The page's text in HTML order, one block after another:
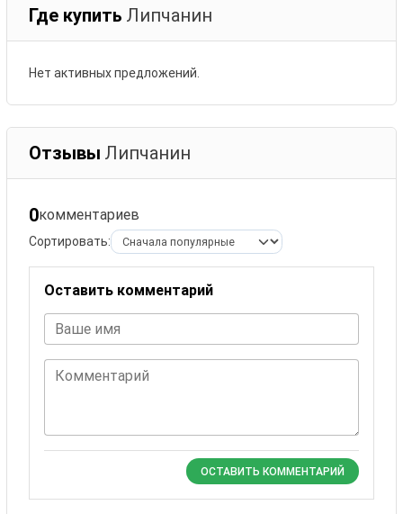
Где купить Липчанин
Нет активных предложений.
Отзывы Липчанин
0комментариев
Сортировать:
Оставить комментарий
Ваше имя
Комментарий
ОСТАВИТЬ КОММЕНТАРИЙ